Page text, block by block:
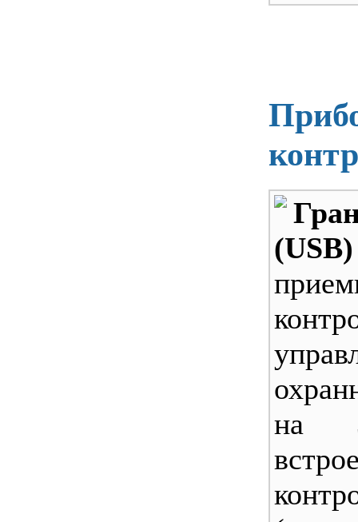
(USB)
на